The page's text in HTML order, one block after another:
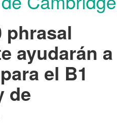
phrasal
ayudarán a
el B1
de